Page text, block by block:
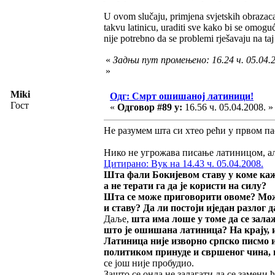
U ovom slučaju, primjena svjetskih
takvu latinicu, uraditi sve kako bi se
nije potrebno da se problemi rješavaju na
« Задњи пут промењено: 16.24 ч.
»
Miki
Гост
Одг: Смрт ошишаној латиници!
« Одговор #89 у: 16.56 ч. 05.04.2008. »
Не разумем шта си хтео рећи у првом
Нико не угрожава писање латиницом,
Цитирано: Вук на 14.43 ч. 05.04.2008.
Шта фали Бокијевом ставу у коме
а не терати га да је користи на силу?
Шта се може приговорити овоме?
и ставу? Да ли постоји иједан разлог
Даље, шта има лоше у томе да се
што је ошишана латиница? На крају,
Латиница није изворно српско
политиком принуде и свршеног чина,
се још није пробудио.